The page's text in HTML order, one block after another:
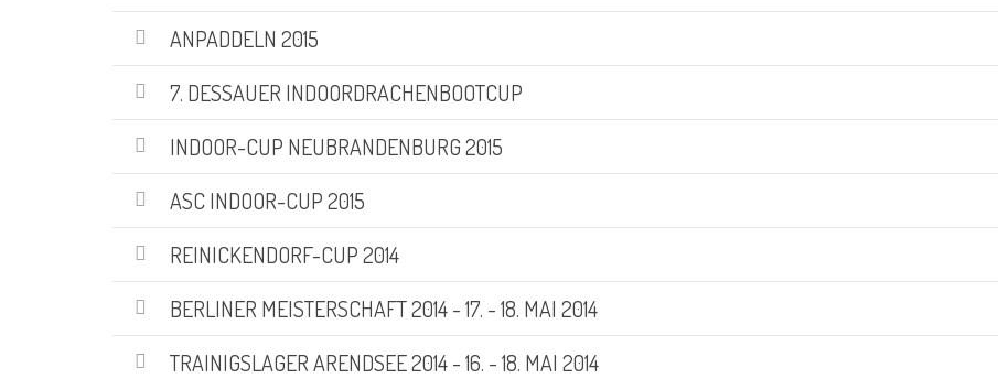
ANPADDELN 2015
7. DESSAUER INDOORDRACHENBOOTCUP
INDOOR-CUP NEUBRANDENBURG 2015
ASC INDOOR-CUP 2015
REINICKENDORF-CUP 2014
BERLINER MEISTERSCHAFT 2014 - 17. - 18. MAI 2014
TRAINIGSLAGER ARENDSEE 2014 - 16. - 18. MAI 2014
Drachenboot(47)
Kanu-Rennsport(13)
Oceansport(24)
Vereinsnachrichten(86)
SUCHE
Suchen